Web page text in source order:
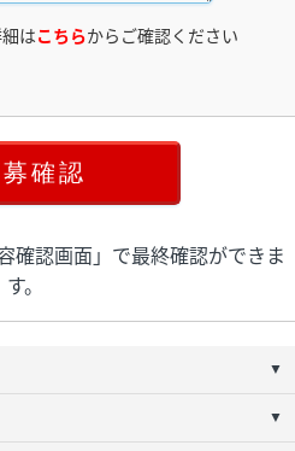
はこちらからご確認ください
確認画面」で最終確認ができま
す。
▼
▼